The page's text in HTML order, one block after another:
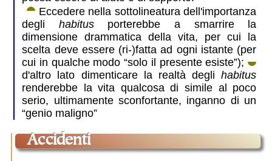
Eccedere nella sottolineatura dell'importanza
degli habitusporterebbe a smarrire la
dimensione drammatica della vita, per cui la
scelta deve essere (ri-)fatta ad ogni istante (per
cui in qualche modo “solo il presente esiste”);
d'altro lato dimenticare la realtà deglihabitus
renderebbe la vita qualcosa di simile al poco
serio, ultimamente sconfortante, inganno di un
“genio maligno”
accidenti